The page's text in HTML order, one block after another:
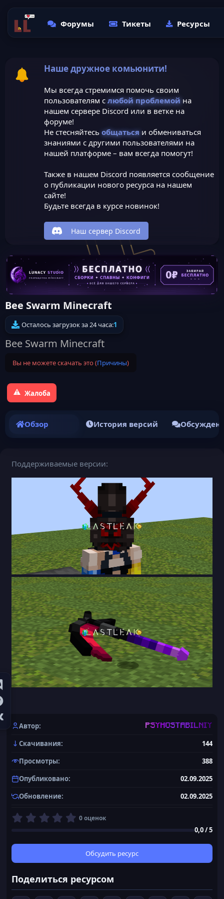
Форумы Тикеты Ресурсы
Наше дружное комьюнити!
Мы всегда стремимся помочь своим
пользователям с любой проблемойна
нашем сервере Discord или в ветке на
форуме!
Не стесняйтесь общатьсяи обмениваться
знаниями с другими пользователями на
нашей платформе – вам всегда помогут!
Также в нашем Discord появляется сообщение
о публикации нового ресурса на нашем
сайте!
Будьте всегда в курсе новинок!
Наш сервер Discord
Bee Swarm Minecraft
Осталось загрузок за 24 часа:1
Bee Swarm Minecraft
Вы не можете скачать это (Причины)
Жалоба
Обзор История версий
Поддерживаемые версии
Автор PSYHOSTABILNIY
Скачивания
144
Просмотры
388
Опубликовано
02.09.2025
Обновление
02.09.2025
0
0
в
ё
з
д
0 оценок
0,0 / 5
Обсудить ресурс
Поделиться ресурсом